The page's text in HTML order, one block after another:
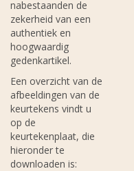
nabestaanden de
zekerheid van een
authentiek en
hoogwaardig
gedenkartikel.
Een overzicht van de
afbeeldingen van de
keurtekens vindt u
op de
keurtekenplaat, die
hieronder te
downloaden is: